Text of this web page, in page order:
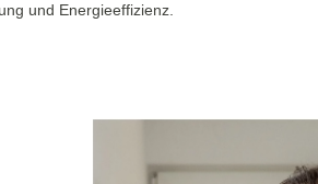
und Energieeffizienz.